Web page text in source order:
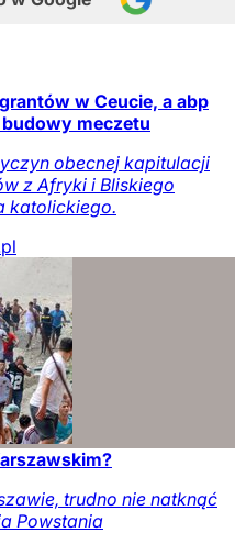
w Ceucie, a abp
meczetu
obecnej kapitulacji
z Afryki i Bliskiego
katolickiego.
trudno nie natknąć
Powstania